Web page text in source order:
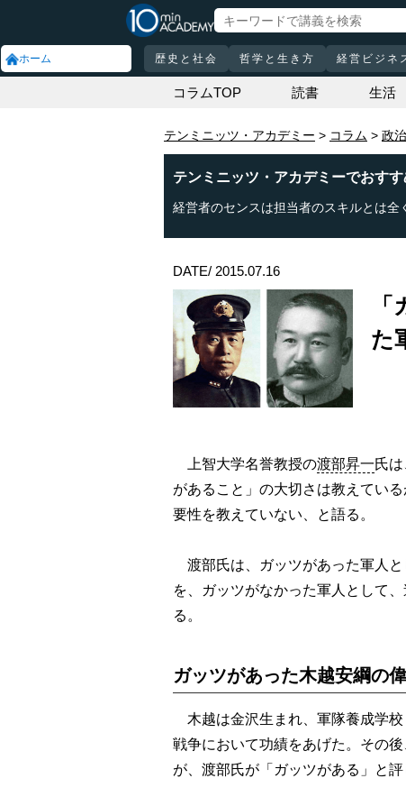
ホーム 歴史と社会 哲学と生き方 経営ビジネ
コラムTOP 読書 生活
テンミニッツ・アカデミー コラム 政治
テンミニッツ・アカデミーでおす
経営者のセンスは担当者のスキルとは全
DATE/ 2015.07.16
た
上智大学名誉教授の渡部昇一氏
があること」の大切さは教えてい
要性を教えていない、と語る。
渡部氏は、ガッツがあった軍人と
を、ガッツがなかった軍人として
る。
ガッツがあった木越安綱の
木越は金沢生まれ、軍隊養成学
戦争において功績をあげた。その後
が、渡部氏が「ガッツがある」と